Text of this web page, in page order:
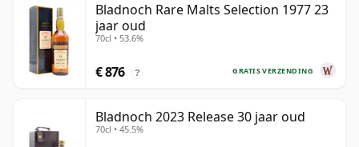
Bladnoch Rare Malts Selection 1977 23
jaar oud
70cl • 53.6%
GRATIS VERZENDING
€ 876 ?
Bladnoch 2023 Release 30 jaar oud
70cl • 45.5%